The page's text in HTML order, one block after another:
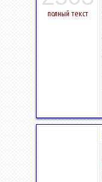
полный текст